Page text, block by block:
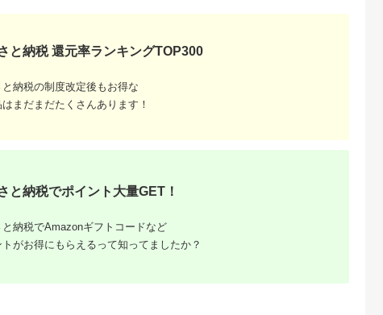
と納税 還元率ランキングTOP300
納税の制度改定後もお得な
まだまだたくさんあります！
と納税でポイント大量GET！
と納税でAmazonギフトコードなど
トがお得にもらえるって知ってましたか？